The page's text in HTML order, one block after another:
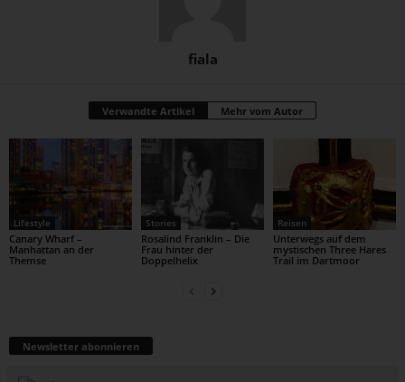
fiala
Verwandte Artikel Mehr vom Autor
Lifestyle
Canary Wharf –
Manhattan an der
Themse
Stories
Rosalind Franklin – Die
Frau hinter der
Doppelhelix
Reisen
Unterwegs auf dem
mystischen Three Hares
Trail im Dartmoor
Newsletter abonnieren